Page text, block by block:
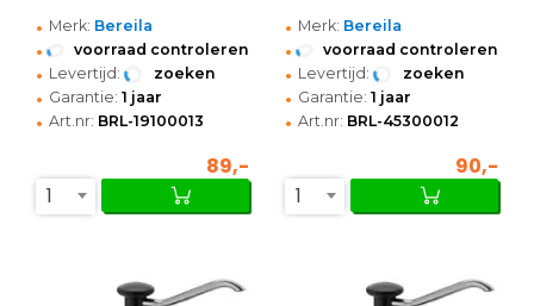
• Merk: Bereila
• voorraad controleren
• Levertijd: zoeken
• Garantie: 1 jaar
• Art.nr: BRL-19100013
89,-
1
• Merk: Bereila
• voorraad controleren
• Levertijd: zoeken
• Garantie: 1 jaar
• Art.nr: BRL-45300012
90,-
1